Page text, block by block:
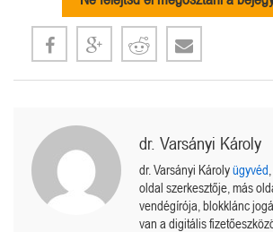
dr. Varsányi Károly
dr. Varsányi Károlyügyvéd
oldal szerkesztője, más
vendégírója, blokklánc
van a digitális